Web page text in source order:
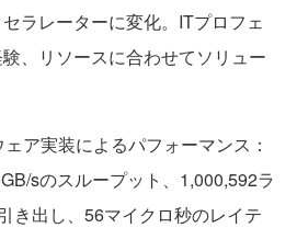
ラレーターに変化。ITプロフェ
、リソースに合わせてソリュー
ア実装によるパフォーマンス：
sのスループット、1,000,592ラ
き出し、56マイクロ秒のレイテ